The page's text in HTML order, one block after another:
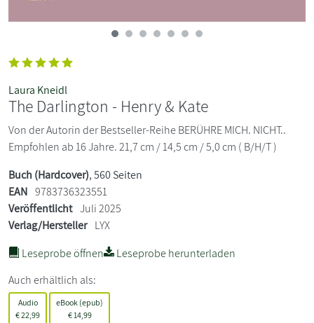
Laura Kneidl
The Darlington - Henry & Kate
Von der Autorin der Bestseller-Reihe BERÜHRE MICH. NICHT..
Empfohlen ab 16 Jahre. 21,7 cm / 14,5 cm / 5,0 cm ( B/H/T )
Buch (Hardcover), 560 Seiten
EAN 9783736323551
Veröffentlicht Juli 2025
Verlag/Hersteller LYX
Leseprobe öffnen
Leseprobe herunterladen
Auch erhältlich als:
Audio
€22,99
eBook (epub)
€14,99